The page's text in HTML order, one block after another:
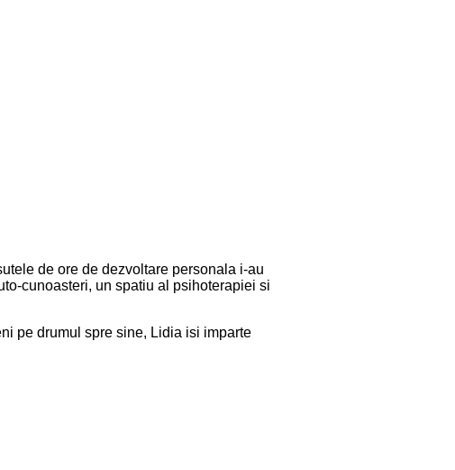
de ore de dezvoltare personala i-au
cunoasteri, un spatiu al psihoterapiei si
pe drumul spre sine, Lidia isi imparte